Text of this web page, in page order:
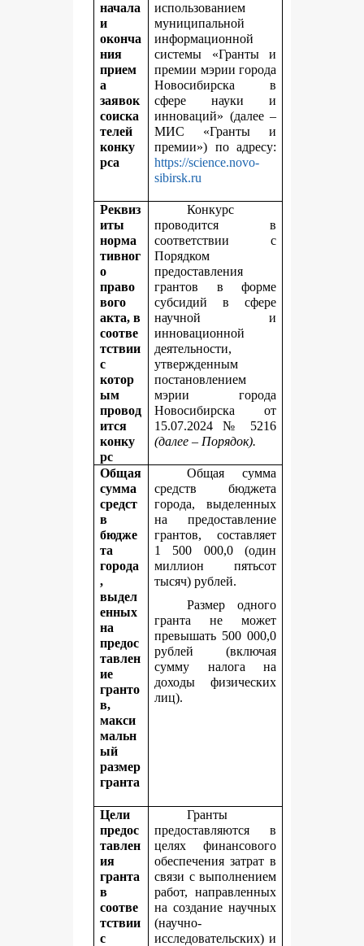
начала
и
оконча
ния
прием
а
заявок
соиска
телей
конку
рса
использованием
муниципальной
информационной
системы «Гранты и
премии мэрии города
Новосибирска в
сфере науки и
инноваций» (далее –
МИС «Гранты и
премии») по адресу:
https://science.novo-
sibirsk.ru
Реквиз
иты
норма
тивног
о
право
вого
акта, в
соотве
тствии
с
котор
ым
провод
ится
конку
рс
Конкурс
проводится в
соответствии с
Порядком
предоставления
грантов в форме
субсидий в сфере
научной и
инновационной
деятельности,
утвержденным
постановлением
мэрии города
Новосибирска от
15.07.2024 № 5216
(далее – Порядок).
Общая
сумма
средст
в
бюдже
та
города
,
выдел
енных
на
предос
тавлен
ие
гранто
в,
макси
мальн
ый
размер
гранта
Общая сумма
средств бюджета
города, выделенных
на предоставление
грантов, составляет
1 500 000,0 (один
миллион пятьсот
тысяч) рублей.
Размер одного
гранта не может
превышать 500 000,0
рублей (включая
сумму налога на
доходы физических
лиц).
Цели
предос
тавлен
ия
гранта
в
соотве
тствии
с
Гранты
предоставляются в
целях финансового
обеспечения затрат в
связи с выполнением
работ, направленных
на создание научных
(научно-
исследовательских) и